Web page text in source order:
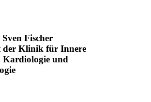
Fischer
der Klinik für Innere
Kardiologie und